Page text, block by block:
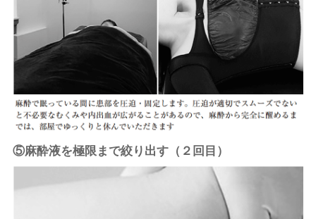
⑤麻酔液を極限まで絞り出す（２回目）